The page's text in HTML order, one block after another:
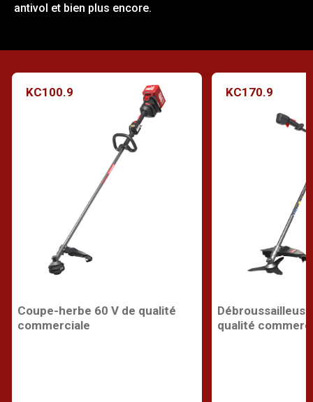
antivol et bien plus encore.
KC100.9
Coupe-herbe 60 V de qualité
commerciale
KC170.9
qualité